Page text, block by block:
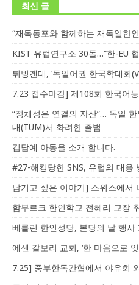
최신 글
“재독동포와 함께하는 재독일한
KIST 유럽연구소 30돌…“한-EU
튀빙겐대, ‘독일어권 한국학대회
7.23 접수마감] 제108회 한국어
“정체성은 연결의 자산”… 독일
대(TUM)서 화려한 출범
김담예 아동을 소개 합니다.
#27-해킹당한 SNS, 유럽의 대응
남기고 싶은 이야기] 스위스에서
함부르크 한인학교 전혜리 교장
베를린 한인성당, 본당의 날 행사
에센 갈보리 교회, ‘한 마음으로
7.25] 중부한독간협에서 야유회